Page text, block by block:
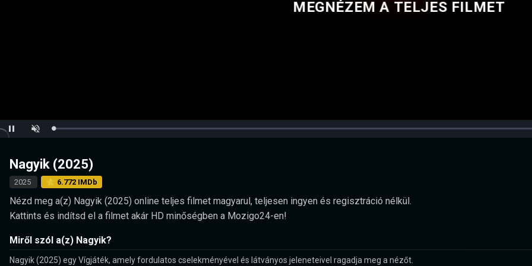
Pause UnmuteLoaded:
MEGNÉZEM A TELJES FILMET
Nagyik (2025)
2025 ⭐ 6.772 IMDb
Nézd meg a(z) Nagyik (2025) online teljes filmet magyarul, teljesen ingyen és regisztráció nélkül.
Kattints és indítsd el a filmet akár HD minőségben a Mozigo24-en!
Miről szól a(z) Nagyik?
Nagyik (2025) egy Vígjáték, amely fordulatos cselekményével és látványos jeleneteivel ragadja meg a nézőt.